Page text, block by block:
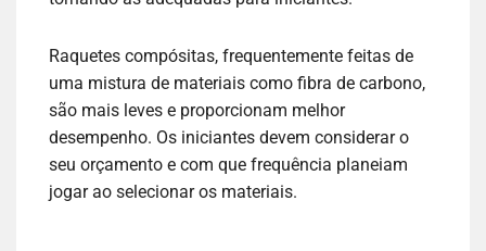
Raquetes compósitas, frequentemente feitas de
uma mistura de materiais como fibra de carbono,
são mais leves e proporcionam melhor
desempenho. Os iniciantes devem considerar o
seu orçamento e com que frequência planeiam
jogar ao selecionar os materiais.